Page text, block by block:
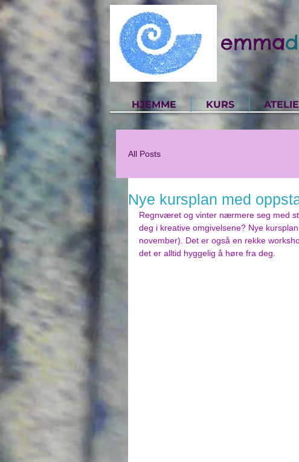
emma
HJEMME KURS
All Posts
Nye kursplan med
Regnværet og vinter nærmere seg med
deg i kreative omgivelsene? Nye
november). Det er også en rekke
det er alltid hyggelig å høre fra deg.